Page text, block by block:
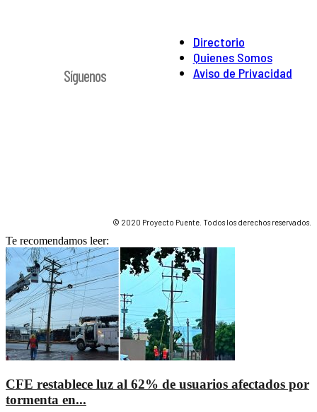
Directorio
Quienes Somos
Aviso de Privacidad
Síguenos
© 2020 Proyecto Puente. Todos los derechos reservados.
Te recomendamos leer:
CFE restablece luz al 62% de usuarios afectados por
tormenta en...